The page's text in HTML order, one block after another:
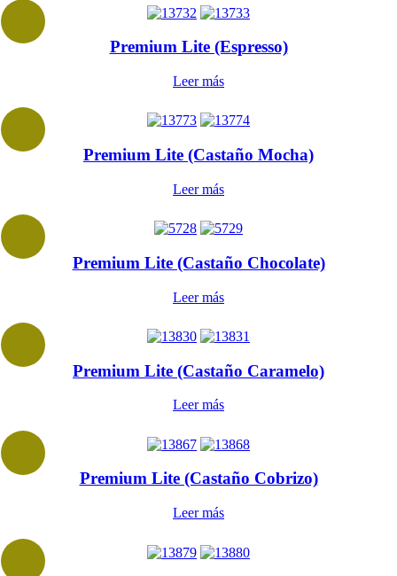
Premium Lite (Espresso)
Leer más
Premium Lite (Castaño Mocha)
Leer más
Premium Lite (Castaño Chocolate)
Leer más
Premium Lite (Castaño Caramelo)
Leer más
Premium Lite (Castaño Cobrizo)
Leer más